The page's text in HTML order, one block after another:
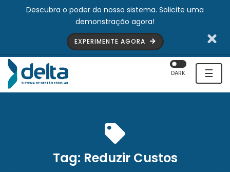
Descubra o poder do nosso sistema. Solicite uma
demonstração agora!
EXPERIMENTE AGORA
☰
DARK
Tag: Reduzir Custos